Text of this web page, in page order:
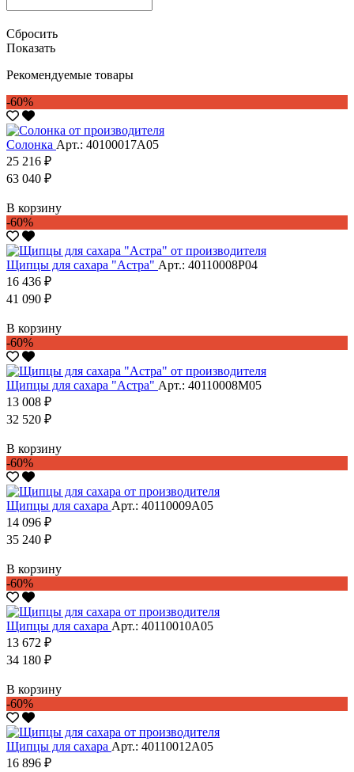
Сбросить
Показать
Рекомендуемые товары
-60%
Солонка Арт.: 40100017А05
25 216 ₽
63 040 ₽
В корзину
-60%
Щипцы для сахара "Астра" Арт.: 40110008Р04
16 436 ₽
41 090 ₽
В корзину
-60%
Щипцы для сахара "Астра" Арт.: 40110008М05
13 008 ₽
32 520 ₽
В корзину
-60%
Щипцы для сахара Арт.: 40110009А05
14 096 ₽
35 240 ₽
В корзину
-60%
Щипцы для сахара Арт.: 40110010А05
13 672 ₽
34 180 ₽
В корзину
-60%
Щипцы для сахара Арт.: 40110012А05
16 896 ₽